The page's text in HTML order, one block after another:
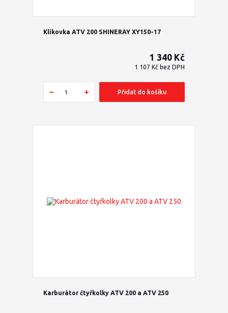
Klikovka ATV 200 SHINERAY XY150-17
1 340 Kč
1 107 Kč bez DPH
Přidat do košíku
Karburátor čtyřkolky ATV 200 a ATV 250